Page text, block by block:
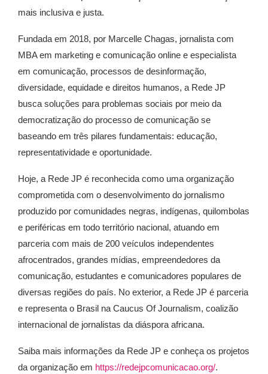
mais inclusiva e justa.
Fundada em 2018, por Marcelle Chagas, jornalista com
MBA em marketing e comunicação online e especialista
em comunicação, processos de desinformação,
diversidade, equidade e direitos humanos, a Rede JP
busca soluções para problemas sociais por meio da
democratização do processo de comunicação se
baseando em três pilares fundamentais: educação,
representatividade e oportunidade.
Hoje, a Rede JP é reconhecida como uma organização
comprometida com o desenvolvimento do jornalismo
produzido por comunidades negras, indígenas, quilombolas
e periféricas em todo território nacional, atuando em
parceria com mais de 200 veículos independentes
afrocentrados, grandes mídias, empreendedores da
comunicação, estudantes e comunicadores populares de
diversas regiões do país. No exterior, a Rede JP é parceria
e representa o Brasil na Caucus Of Journalism, coalizão
internacional de jornalistas da diáspora africana.
Saiba mais informações da Rede JP e conheça os projetos
da organização em https://redejpcomunicacao.org/.